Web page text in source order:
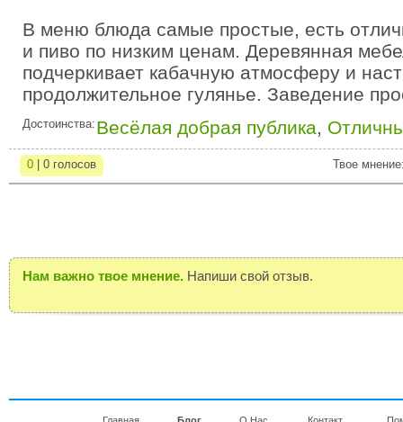
В меню блюда самые простые, есть
и пиво по низким ценам. Деревянная
подчеркивает кабачную атмосферу и
продолжительное гулянье. Заведение
Достоинства: Весёлая добрая публика,
0 | 0 голосов Твое
Нам важно твое мнение. Напиши свой отзыв.